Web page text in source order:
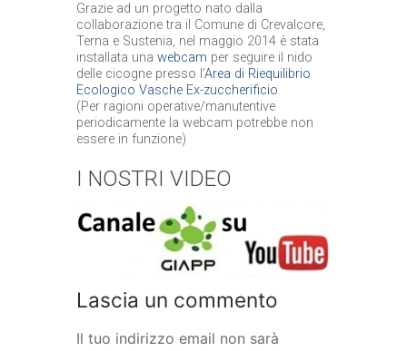
Grazie ad un progetto nato dalla
collaborazione tra il Comune di Crevalcore,
Terna e Sustenia, nel maggio 2014 è stata
installata una webcam per seguire il nido
delle cicogne presso l’Area di Riequilibrio
Ecologico Vasche Ex-zuccherificio.
(Per ragioni operative/manutentive
periodicamente la webcam potrebbe non
essere in funzione)
I NOSTRI VIDEO
Lascia un commento
Il tuo indirizzo email non sarà